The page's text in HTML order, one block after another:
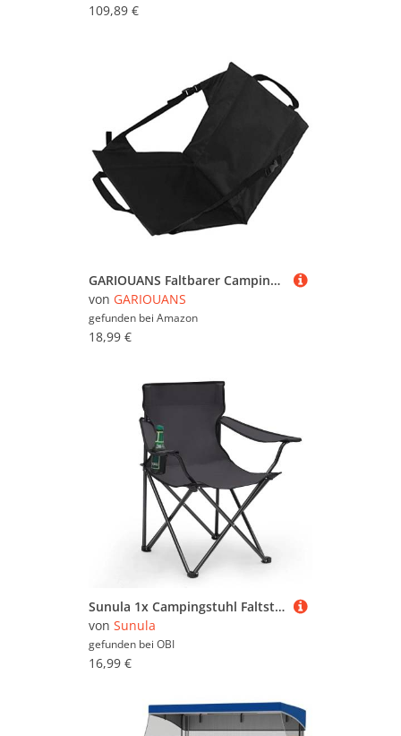
109,89 €
GARIOUANS Faltbarer Campingstuhl mit Getränkehalter Verstellbarer Gartenstuhl für Outdoor Aktivitäten Tragbarer Anglerstuhl Klappstuhl für Picknick und Camping Langlebiger Freizeitstuhl
von GARIOUANS
gefunden bei Amazon
18,99 €
Sunula 1x Campingstuhl Faltstuhl Anglerstuhl Grau mit Getränkehalter und Tasche
von Sunula
gefunden bei OBI
16,99 €